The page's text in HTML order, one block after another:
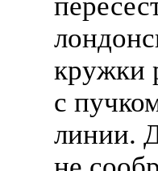
кружки
с
линии.